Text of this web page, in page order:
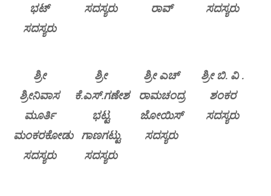
ಭಟ್
ಸದಸ್ಯರು
ಸದಸ್ಯರು
ರಾವ್
ಸದಸ್ಯರು
ಶ್ರೀ
ಶ್ರೀನಿವಾಸ
ಮೂರ್ತಿ
ಮಂಕರಕೋಡು
ಸದಸ್ಯರು
ಶ್ರೀ
ಕೆ.ಎಸ್.ಗಣೇಶ
ಭಟ್ಟ
ಗಾಣಗಟ್ಟು
ಸದಸ್ಯರು
ಶ್ರೀ ಎಚ್
ರಾಮಚಂದ್ರ
ಜೋಯಿಸ್
ಸದಸ್ಯರು
ಶ್ರೀ ಬಿ. ವಿ .
ಶಂಕರ
ಸದಸ್ಯರು